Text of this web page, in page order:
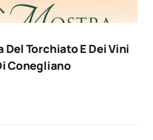
Del Torchiato E Dei Vini
Conegliano